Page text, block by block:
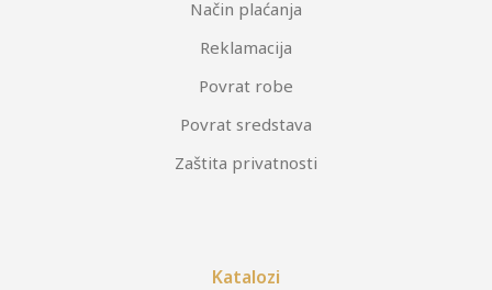
Način plaćanja
Reklamacija
Povrat robe
Povrat sredstava
Zaštita privatnosti
Katalozi